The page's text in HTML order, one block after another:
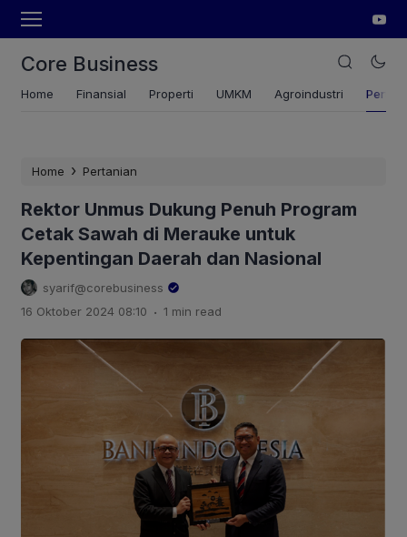
Core Business
Home Finansial Properti UMKM Agroindustri
Home › Pertanian
Rektor Unmus Dukung Penuh Program
Cetak Sawah di Merauke untuk
Kepentingan Daerah dan Nasional
syarif@corebusiness
16 Oktober 2024 08:10 . 1 min read